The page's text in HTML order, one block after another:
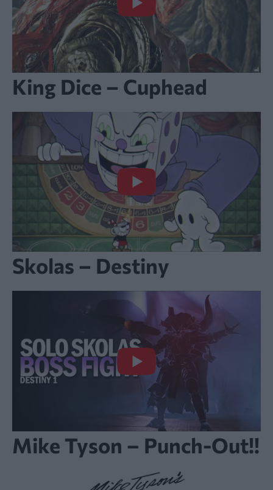
King Dice – Cuphead
Skolas – Destiny
Mike Tyson – Punch-Out!!